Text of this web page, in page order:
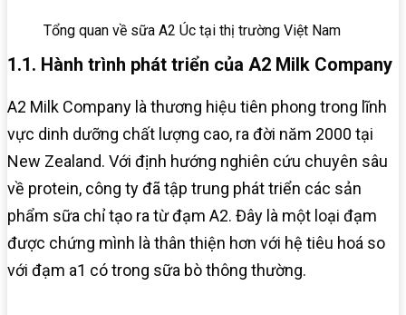
Tổng quan về sữa A2 Úc tại thị trường Việt Nam
1.1. Hành trình phát triển của A2 Milk Company
A2 Milk Company là thương hiệu tiên phong trong lĩnh
vực dinh dưỡng chất lượng cao, ra đời năm 2000 tại
New Zealand. Với định hướng nghiên cứu chuyên sâu
về protein, công ty đã tập trung phát triển các sản
phẩm sữa chỉ tạo ra từ đạm A2. Đây là một loại đạm
được chứng mình là thân thiện hơn với hệ tiêu hoá so
với đạm a1 có trong sữa bò thông thường.